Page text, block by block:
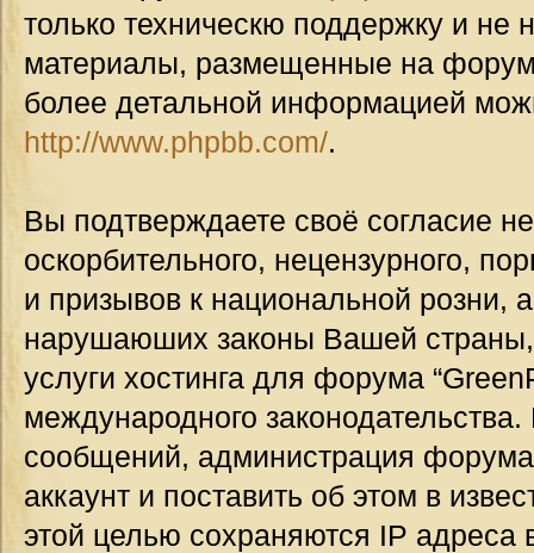
только техническю поддержку и не
материалы, размещенные на
более детальной информацией
http://www.phpbb.com/.
Вы подтверждаете своё согласие
оскорбительного, нецензурного,
и призывов к национальной розни,
нарушаюших законы Вашей страны,
услуги хостинга для форума
международного
сообщений, администрация
аккаунт и поставить об этом в
этой целью сохраняются IP